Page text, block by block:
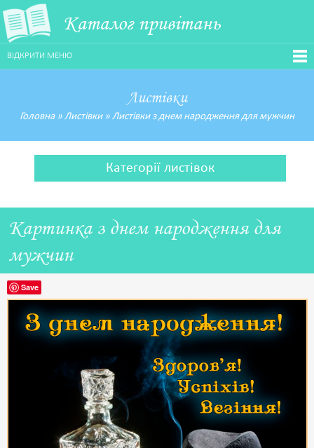
Каталог привітань
ВІДКРИТИ МЕНЮ
Листівки
Головна» Листівки» Листівки з днем народження для мужчин
Категорії листівок
Картинка з днем народження для
мужчин
Save